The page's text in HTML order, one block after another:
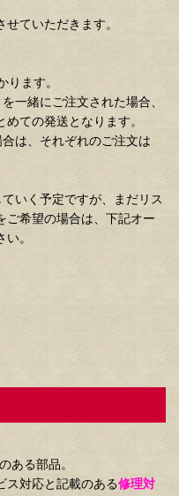
ていただきます。
ます。
一緒にご注文された場合、
ての発送となります。
は、それぞれのご注文は
いく予定ですが、まだリス
ご希望の場合は、下記オー
。
ある部品。
ス対応と記載のある修理対